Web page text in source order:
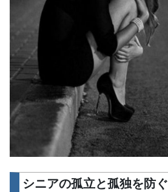
シニアの孤立と孤独を防ぐ